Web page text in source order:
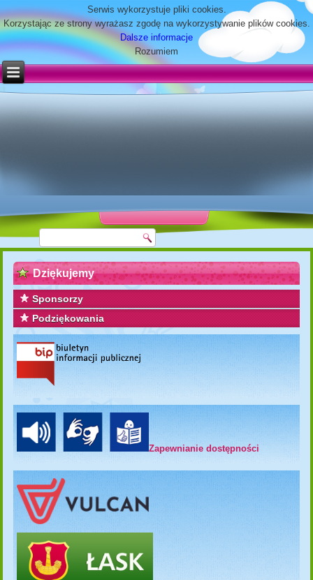
Serwis wykorzystuje pliki cookies.
Korzystając ze strony wyrażasz zgodę na wykorzystywanie plików cookies.
Dalsze informacje
Rozumiem
Dziękujemy
Sponsorzy
Podziękowania
Zapewnianie dostępności